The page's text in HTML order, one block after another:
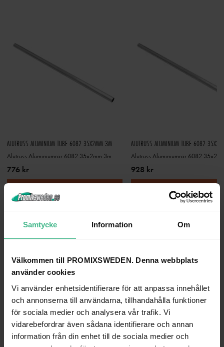
Samtycke Information Om
Välkommen till PROMIXSWEDEN. Denna webbplats
använder cookies
Vi använder enhetsidentifierare för att anpassa innehållet
och annonserna till användarna, tillhandahålla funktioner
för sociala medier och analysera vår trafik. Vi
vidarebefordrar även sådana identifierare och annan
information från din enhet till de sociala medier och
ALUTRUSS ALUMINIUM TUBE 6082 35X2MM 3M
Alutruss Aluminiumrör 6082 35x2mm 3m
776 kr
ALUTRUSS ALUMINIUM TUBE 6082
Alutruss Aluminiumrör 6082
928 kr
GÅ TILL PRODUKT
ANDRA KUNDER KÖPTE OCKSÅ